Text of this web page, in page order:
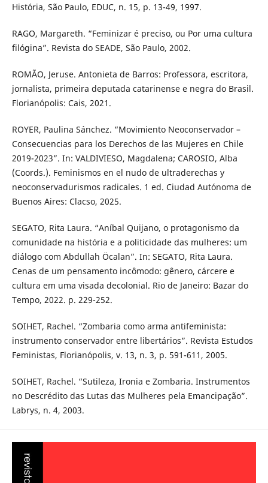
História, São Paulo, EDUC, n. 15, p. 13-49, 1997.
RAGO, Margareth. “Feminizar é preciso, ou Por uma cultura
filógina”. Revista do SEADE, São Paulo, 2002.
ROMÃO, Jeruse. Antonieta de Barros: Professora, escritora,
jornalista, primeira deputada catarinense e negra do Brasil.
Florianópolis: Cais, 2021.
ROYER, Paulina Sánchez. “Movimiento Neoconservador –
Consecuencias para los Derechos de las Mujeres en Chile
2019-2023”. In: VALDIVIESO, Magdalena; CAROSIO, Alba
(Coords.). Feminismos en el nudo de ultraderechas y
neoconservadurismos radicales. 1 ed. Ciudad Autónoma de
Buenos Aires: Clacso, 2025.
SEGATO, Rita Laura. “Aníbal Quijano, o protagonismo da
comunidade na história e a politicidade das mulheres: um
diálogo com Abdullah Öcalan”. In: SEGATO, Rita Laura.
Cenas de um pensamento incômodo: gênero, cárcere e
cultura em uma visada decolonial. Rio de Janeiro: Bazar do
Tempo, 2022. p. 229-252.
SOIHET, Rachel. “Zombaria como arma antifeminista:
instrumento conservador entre libertários”. Revista Estudos
Feministas, Florianópolis, v. 13, n. 3, p. 591-611, 2005.
SOIHET, Rachel. “Sutileza, Ironia e Zombaria. Instrumentos
no Descrédito das Lutas das Mulheres pela Emancipação”.
Labrys, n. 4, 2003.